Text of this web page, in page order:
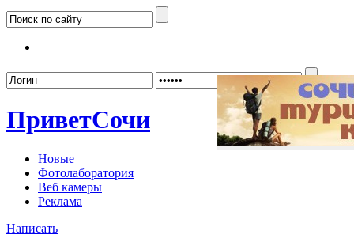
ПриветСочи
Новые
Фотолаборатория
Веб камеры
Реклама
Написать